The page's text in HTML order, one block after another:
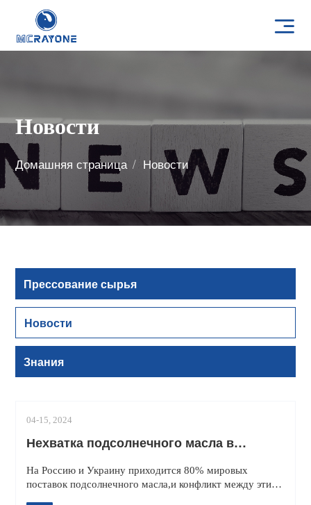
Новости
Домашняя страница Новости
Прессование сырья
Новости
Знания
04-15, 2024
Нехватка подсолнечного масла в
На Россию и Украину приходится 80% мировых
поставок подсолнечного масла,и конфликт между этими